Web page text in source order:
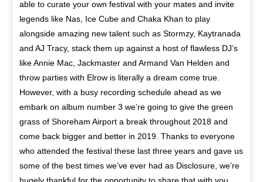
able to curate your own festival with your mates and invite
legends like Nas, Ice Cube and Chaka Khan to play
alongside amazing new talent such as Stormzy, Kaytranada
and AJ Tracy, stack them up against a host of flawless DJ’s
like Annie Mac, Jackmaster and Armand Van Helden and
throw parties with Elrow is literally a dream come true.
However, with a busy recording schedule ahead as we
embark on album number 3 we’re going to give the green
grass of Shoreham Airport a break throughout 2018 and
come back bigger and better in 2019. Thanks to everyone
who attended the festival these last three years and gave us
some of the best times we’ve ever had as Disclosure, we’re